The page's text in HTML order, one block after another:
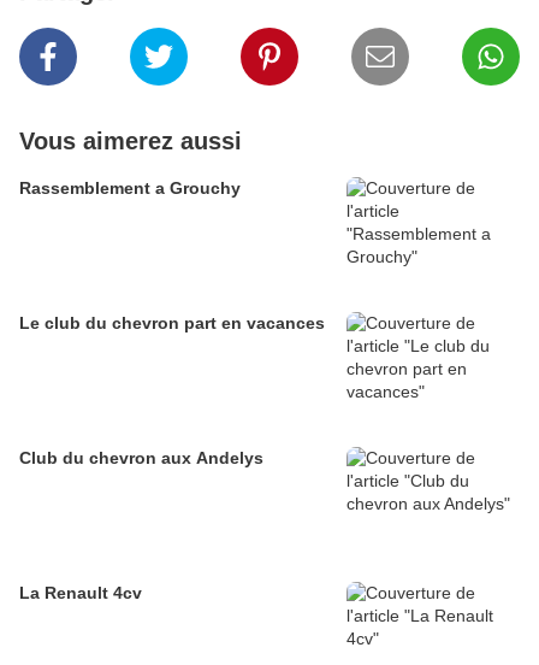
Vous aimerez aussi
Rassemblement a Grouchy
Le club du chevron part en vacances
Club du chevron aux Andelys
La Renault 4cv